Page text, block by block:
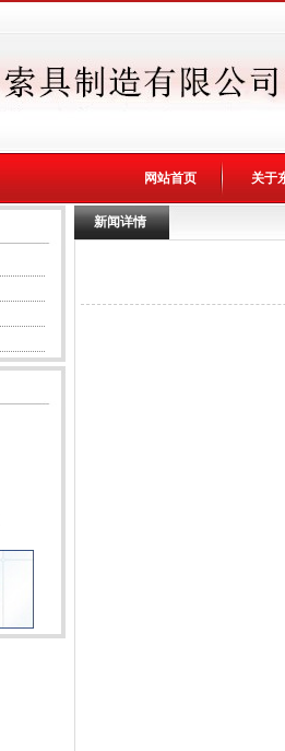
关于
网站首页
新闻详情